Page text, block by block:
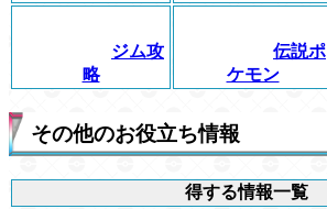
ジム攻
略
伝説ポ
ケモン
その他のお役立ち情報
得する情報一覧